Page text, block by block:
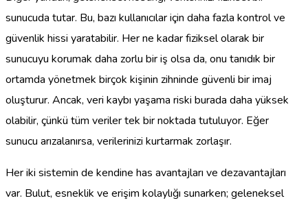
sunucuda tutar. Bu, bazı kullanıcılar için daha fazla kontrol ve
güvenlik hissi yaratabilir. Her ne kadar fiziksel olarak bir
sunucuyu korumak daha zorlu bir iş olsa da, onu tanıdık bir
ortamda yönetmek birçok kişinin zihninde güvenli bir imaj
oluşturur. Ancak, veri kaybı yaşama riski burada daha yüksek
olabilir, çünkü tüm veriler tek bir noktada tutuluyor. Eğer
sunucu arızalanırsa, verilerinizi kurtarmak zorlaşır.
Her iki sistemin de kendine has avantajları ve dezavantajları
var. Bulut, esneklik ve erişim kolaylığı sunarken; geleneksel